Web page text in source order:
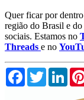
Quer ficar por
região do Brasil e
sociais. Estamos no
Threads e no
FacebookTwitter